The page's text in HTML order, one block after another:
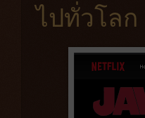
ไปทั่วโลก